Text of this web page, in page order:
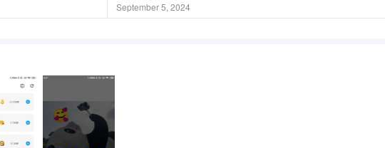
September 5, 2024